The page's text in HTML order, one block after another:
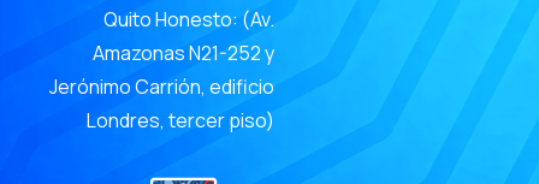
Quito Honesto: (Av.
Amazonas N21-252 y
Jerónimo Carrión, edificio
Londres, tercer piso)